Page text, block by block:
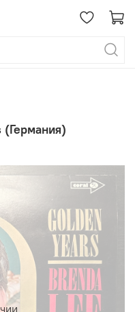
(Германия)